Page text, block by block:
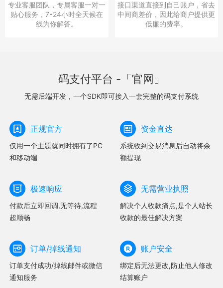
专业客服团队，专属客服一对一
贴心服务，7*24小时全天候在
线为你解答。
接口渠道直接到自己账户，省去
中间商差价，因此给商户提供更
低廉的费率。
码支付平台 -「官网」
无需后端开发，一个SDK即可接入一套完整的码支付系统
正规官方
仅用一个主题就同时拥有了PC
和移动端
资金直达
系统收到交易消息后自动将余
额提现
极速响应
付款后立即回调,无等待,流程
超顺畅
无需营业执照
解决个人收款痛点,是个人站长
收款的最佳解决方案
订单/掉线通知
订单支付成功/掉线邮件或微信
通知服务
账户安全
绑定后无法更改,防止他人修改
结算账户